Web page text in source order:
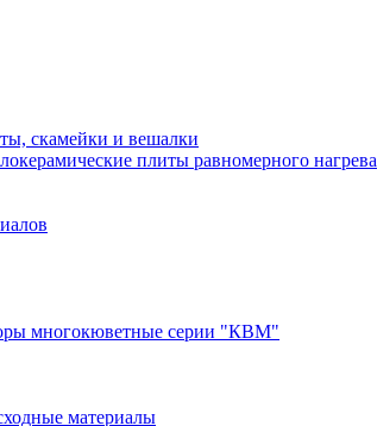
скамейки и вешалки
плиты равномерного нагрева
многокюветные серии "КВМ"
материалы